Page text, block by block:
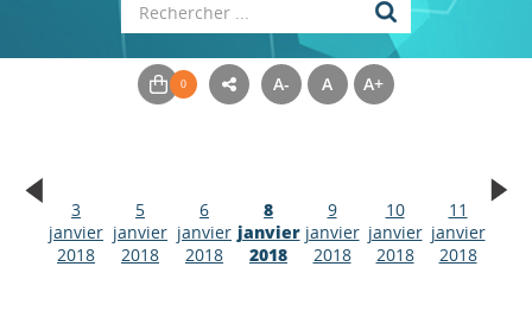
A- A A+
3
janvier
2018
5
janvier
2018
6
janvier
2018
8
janvier
2018
9
janvier
2018
10
janvier
2018
11
janvier
2018